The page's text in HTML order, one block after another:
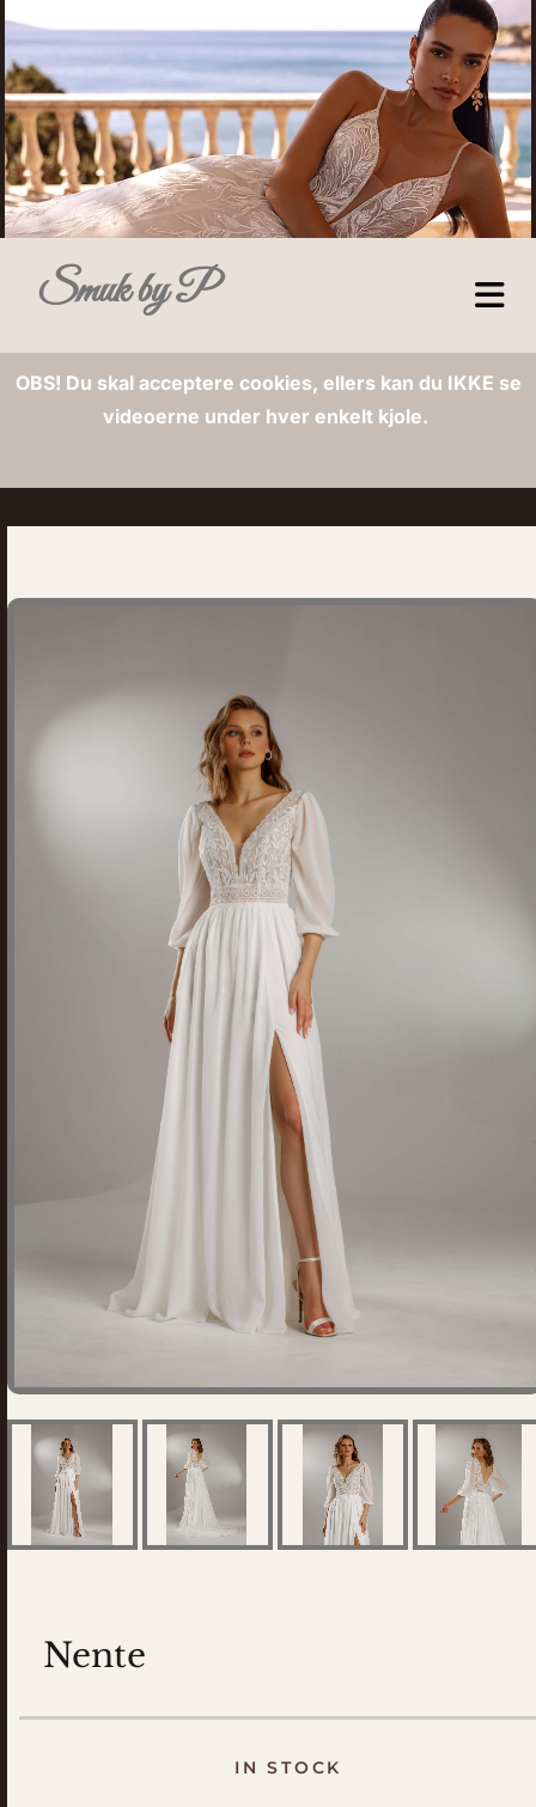
Smuk by P
OBS! Du skal acceptere cookies, ellers kan du IKKE se
videoerne under hver enkelt kjole.
Nente
IN STOCK